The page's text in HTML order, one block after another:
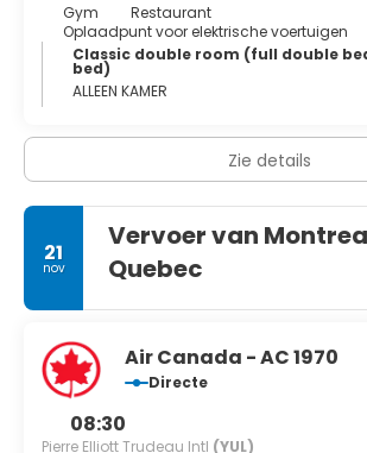
Gym
Restaurant
Oplaadpunt voor elektrische voertuigen
Classic double room (full double
bed)
ALLEEN KAMER
Zie details
21
nov
Vervoer van
Quebec
Air Canada - AC 1970
Directe
08:30
Pierre Elliott Trudeau Intl (YUL)